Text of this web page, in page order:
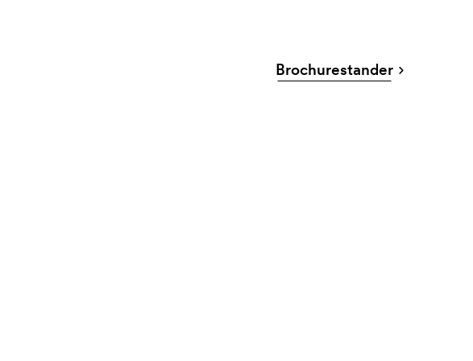
Brochurestander